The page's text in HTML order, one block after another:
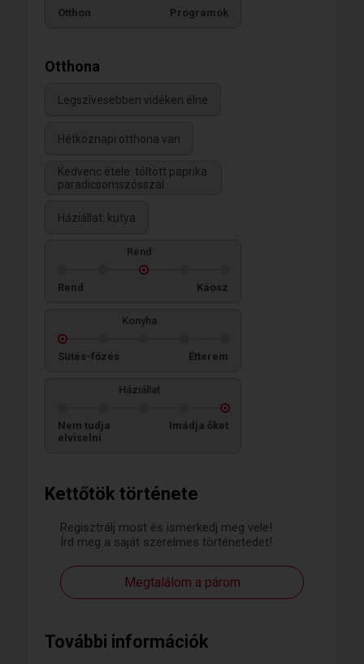
Kettőtök története
Regisztrálj most és ismerkedj meg vele!
Írd meg a saját szerelmes történetedet!
Megtalálom a párom
További információk
Otthon Programok
Otthona
Legszívesebben vidéken élne
Hétköznapi otthona van
Kedvenc étele: töltött paprika
paradicsomszósszal
Háziállat: kutya
Rend
Rend Káosz
Konyha
Sütés-főzés Étterem
Háziállat
Nem tudja
elviselni
Imádja őket